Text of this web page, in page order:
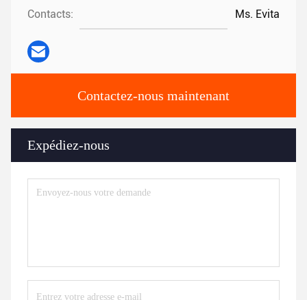
Contacts: Ms. Evita
Contactez-nous maintenant
Expédiez-nous